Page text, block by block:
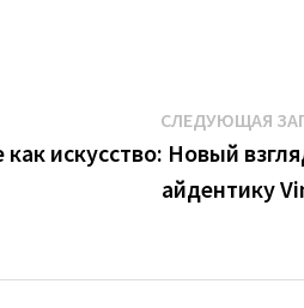
СЛЕДУЮЩАЯ
искусство: Новый
айдентику